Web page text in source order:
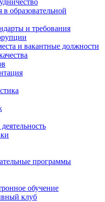
образовательной
и требования
и вакантные должности
программы
обучение
клуб